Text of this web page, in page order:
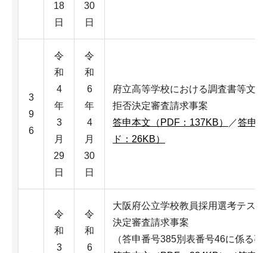
18
日
30
日
3
9
6
令
和
4
年
3
月
29
日
令
和
6
年
4
月
30
日
府立高等学校における調査書等文
拒否決定審査請求事案
答申本文（PDF：137KB）
／答申
ド：26KB）
令
和
3
令
和
6
大阪府公立学校教員採用選考テス
決定審査請求事案
（答申番号385別表番号46に係る事